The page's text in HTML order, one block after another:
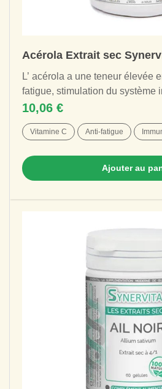
Acérola Extrait sec
L’ acérola a une teneur élevée en vitamine C , anti
fatigue, stimulation du système
maintient d'un métabolisme
10,06 €
Vitamine C Anti-fatigue
Ajouter au